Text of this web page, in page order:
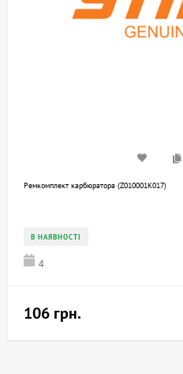
Ремкомплект карбюратора (Z010001K017)
В НАЯВНОСТІ
4
106 грн.